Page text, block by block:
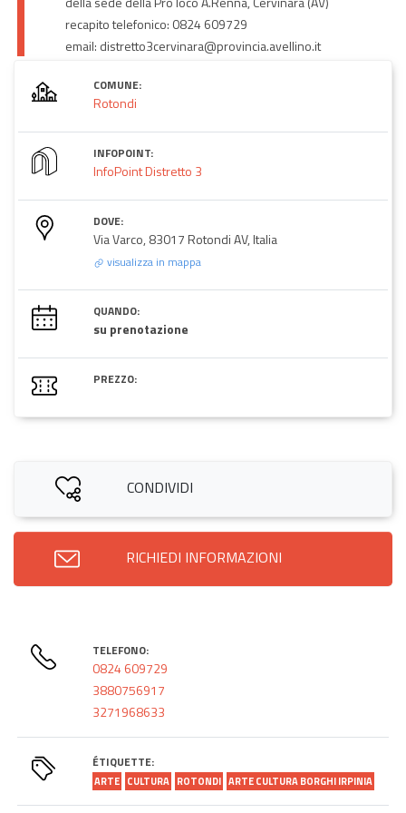
recapito telefonico: 0824 609729
email: distretto3cervinara@provincia.avellino.it
COMUNE:
Rotondi
INFOPOINT:
InfoPoint Distretto 3
DOVE:
Via Varco, 83017 Rotondi AV, Italia
visualizza in mappa
QUANDO:
su prenotazione
PREZZO:
CONDIVIDI
RICHIEDI INFORMAZIONI
TELEFONO:
0824 609729
3880756917
3271968633
ÉTIQUETTE:
ARTE CULTURA ROTONDI ARTE CULTURA BORGHI IRPINIA